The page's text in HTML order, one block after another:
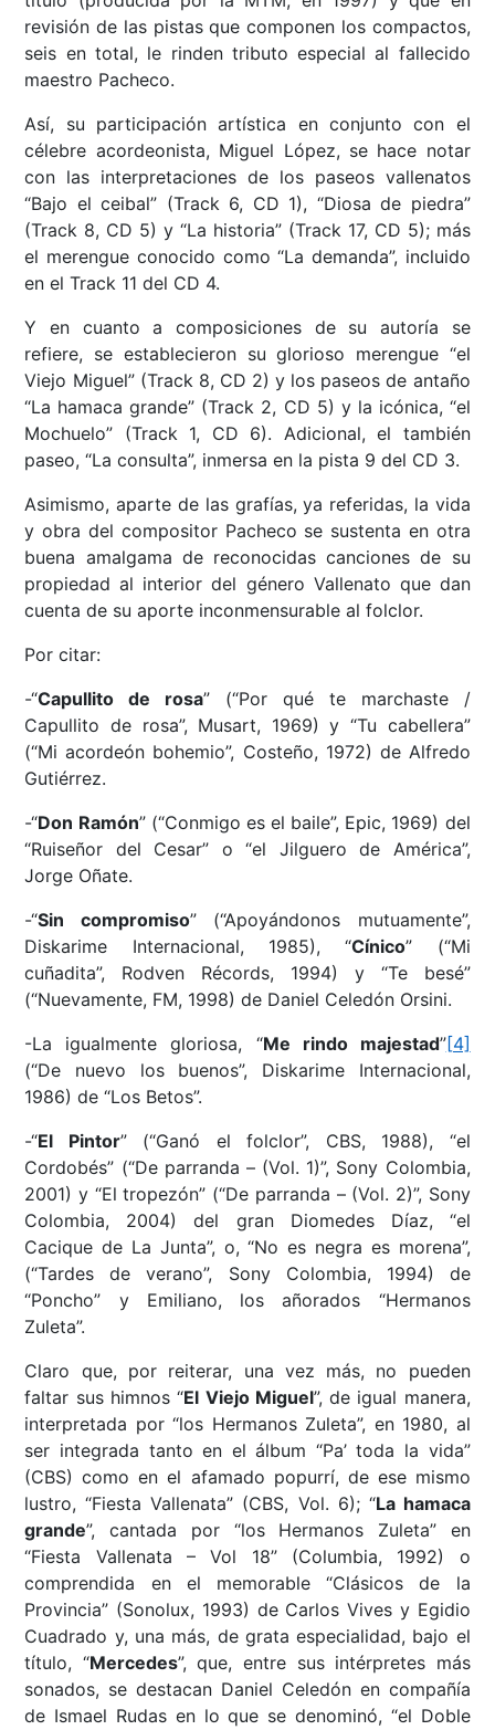
revisión de las pistas que componen los compactos,
seis en total, le rinden tributo especial al fallecido
maestro Pacheco.
Así, su participación artística en conjunto con el
célebre acordeonista, Miguel López, se hace notar
con las interpretaciones de los paseos vallenatos
“Bajo el ceibal” (Track 6, CD 1), “Diosa de piedra”
(Track 8, CD 5) y “La historia” (Track 17, CD 5); más
el merengue conocido como “La demanda”, incluido
en el Track 11 del CD 4.
Y en cuanto a composiciones de su autoría se
refiere, se establecieron su glorioso merengue “el
Viejo Miguel” (Track 8, CD 2) y los paseos de antaño
“La hamaca grande” (Track 2, CD 5) y la icónica, “el
Mochuelo” (Track 1, CD 6). Adicional, el también
paseo, “La consulta”, inmersa en la pista 9 del CD 3.
Asimismo, aparte de las grafías, ya referidas, la vida
y obra del compositor Pacheco se sustenta en otra
buena amalgama de reconocidas canciones de su
propiedad al interior del género Vallenato que dan
cuenta de su aporte inconmensurable al folclor.
Por citar:
-“Capullito de rosa” (“Por qué te marchaste /
Capullito de rosa”, Musart, 1969) y “Tu cabellera”
(“Mi acordeón bohemio”, Costeño, 1972) de Alfredo
Gutiérrez.
-“Don Ramón” (“Conmigo es el baile”, Epic, 1969) del
“Ruiseñor del Cesar” o “el Jilguero de América”,
Jorge Oñate.
-“Sin compromiso” (“Apoyándonos mutuamente”,
Diskarime Internacional, 1985), “Cínico” (“Mi
cuñadita”, Rodven Récords, 1994) y “Te besé”
(“Nuevamente, FM, 1998) de Daniel Celedón Orsini.
-La igualmente gloriosa, “Me rindo majestad”[4]
(“De nuevo los buenos”, Diskarime Internacional,
1986) de “Los Betos”.
-“El Pintor” (“Ganó el folclor”, CBS, 1988), “el
Cordobés” (“De parranda – (Vol. 1)”, Sony Colombia,
2001) y “El tropezón” (“De parranda – (Vol. 2)”, Sony
Colombia, 2004) del gran Diomedes Díaz, “el
Cacique de La Junta”, o, “No es negra es morena”,
(“Tardes de verano”, Sony Colombia, 1994) de
“Poncho” y Emiliano, los añorados “Hermanos
Zuleta”.
Claro que, por reiterar, una vez más, no pueden
faltar sus himnos “El Viejo Miguel”, de igual manera,
interpretada por “los Hermanos Zuleta”, en 1980, al
ser integrada tanto en el álbum “Pa’ toda la vida”
(CBS) como en el afamado popurrí, de ese mismo
lustro, “Fiesta Vallenata” (CBS, Vol. 6); “La hamaca
grande”, cantada por “los Hermanos Zuleta” en
“Fiesta Vallenata – Vol 18” (Columbia, 1992) o
comprendida en el memorable “Clásicos de la
Provincia” (Sonolux, 1993) de Carlos Vives y Egidio
Cuadrado y, una más, de grata especialidad, bajo el
título, “Mercedes”, que, entre sus intérpretes más
sonados, se destacan Daniel Celedón en compañía
de Ismael Rudas en lo que se denominó, “el Doble